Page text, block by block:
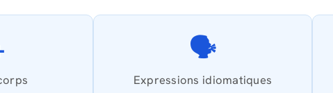
🗣️
Expressions idiomatiques